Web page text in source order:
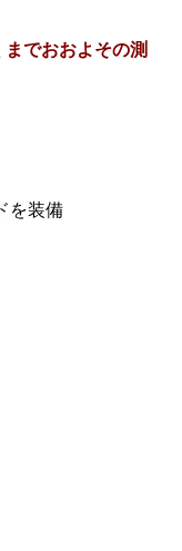
でおおよその測
を装備